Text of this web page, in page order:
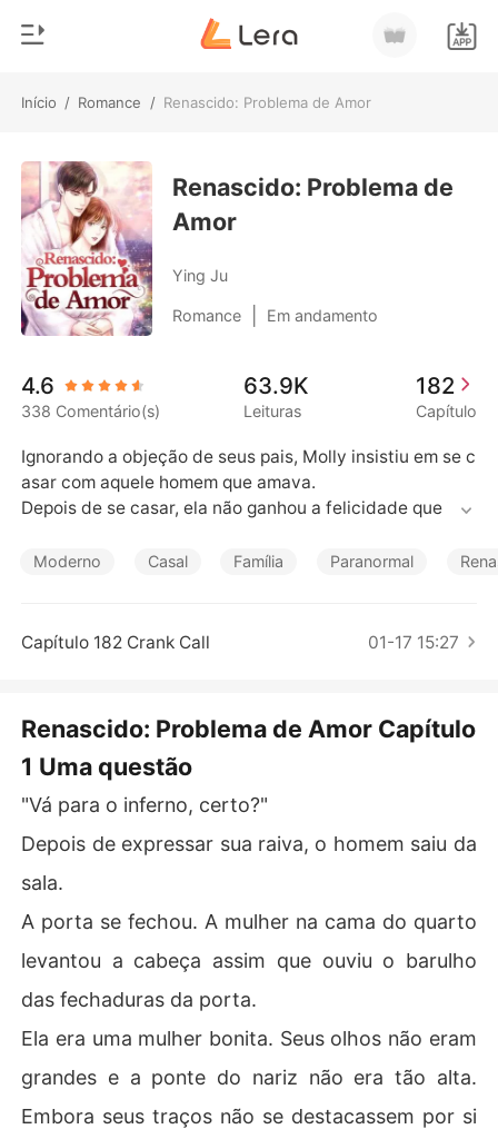
Início / Romance / Renascido: Problema de Amor
Loja
Histórico
Sair
Baixar App
Gênero
Moderno
Lobisomem
Contos
Bilionários
Contos Curtos
Renascido: Problema de
Amor
Ying Ju
Romance Em andamento
4.6
338 Comentário(s)
63.9K
Leituras
182
Capítulo
Ignorando a objeção de seus pais, Molly insistiu em se c
asar com aquele homem que amava.
Depois de se casar, ela não ganhou a felicidade que ima
u. Oprimida pelo desespero, ela cometeu suicídio. No e
Agora que tinha outra chance, prometeu a si mesma qu
Moderno Casal Família Paranormal
Capítulo 182 Crank Call 01-17 15:27
Renascido: Problema de Amor Capítulo
1 Uma questão
"Vá para o inferno, certo?"
Depois de expressar sua raiva, o homem saiu da
sala.
A porta se fechou. A mulher na cama do quarto
levantou a cabeça assim que ouviu o barulho
das fechaduras da porta.
Ela era uma mulher bonita. Seus olhos não eram
grandes e a ponte do nariz não era tão alta.
Embora seus traços não se destacassem por si